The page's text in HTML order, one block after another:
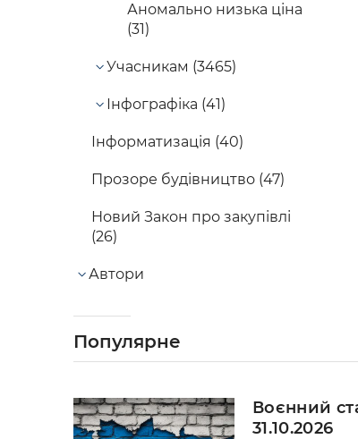
Аномально низька ціна
(31)
Учасникам (3465)
Інфографіка (41)
Інформатизація (40)
Прозоре будівництво (47)
Новий Закон про закупівлі
(26)
Автори
Популярне
Воєнний
31.10.2026